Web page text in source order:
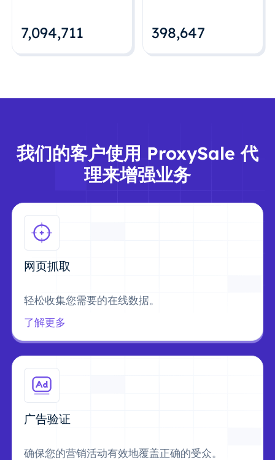
7,094,712 398,648
我们的客户使用 ProxySale 代
理来增强业务
网页抓取
轻松收集您需要的在线数据。
了解更多
广告验证
确保您的营销活动有效地覆盖正确的受众。